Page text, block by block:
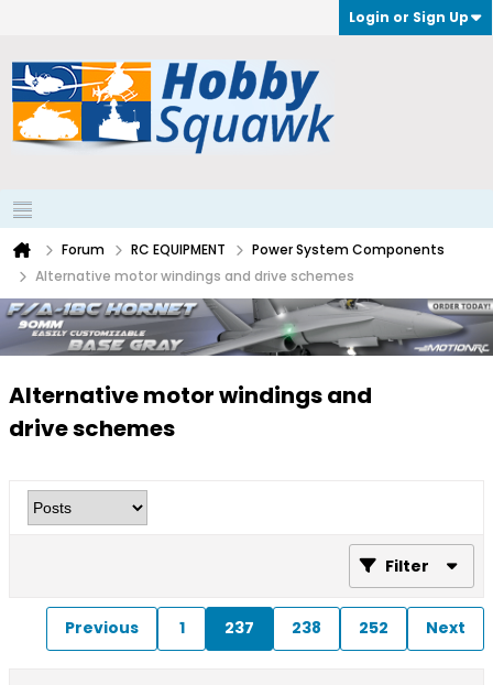
Login or Sign Up
Forum RC EQUIPMENT
Power System Components
Alternative motor windings and drive schemes
Alternative motor windings and
drive schemes
Filter
Previous 1 237 238 252 Next